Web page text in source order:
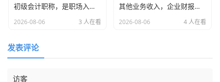
王总当时还半信半疑,觉得我是在吓唬他，想多收咨询费，结
初级会计职称，是职场入场券还是一张废纸？一位注会老兵的大实话
2026-08-06 3 人在看
其他业务收入，企业财报里的副业乾坤与审计师的火眼金睛
2026-08-06 4 人在看
发表评论